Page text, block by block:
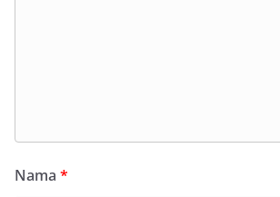
Nama *